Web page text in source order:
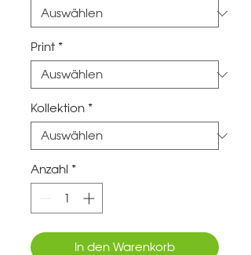
Print *
Kollektion *
Anzahl *
In den Warenkorb